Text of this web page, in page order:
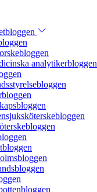
analytikerbloggen